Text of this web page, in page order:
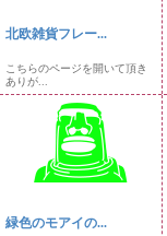
北欧雑貨フレー...
こちらのページを開いて頂き
ありが...
緑色のモアイの...